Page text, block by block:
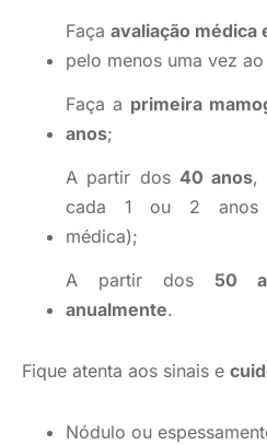
Faça avaliação médica
pelo menos uma vez
Faça a primeira
anos;
A partir dos 40 anos,
cada 1 ou 2 anos
médica);
A partir dos 50
anualmente.
Fique atenta aos sinais e
Nódulo ou